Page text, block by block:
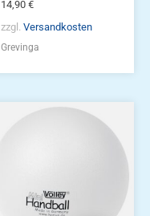
14,90 €
zzgl. Versandkosten
Grevinga